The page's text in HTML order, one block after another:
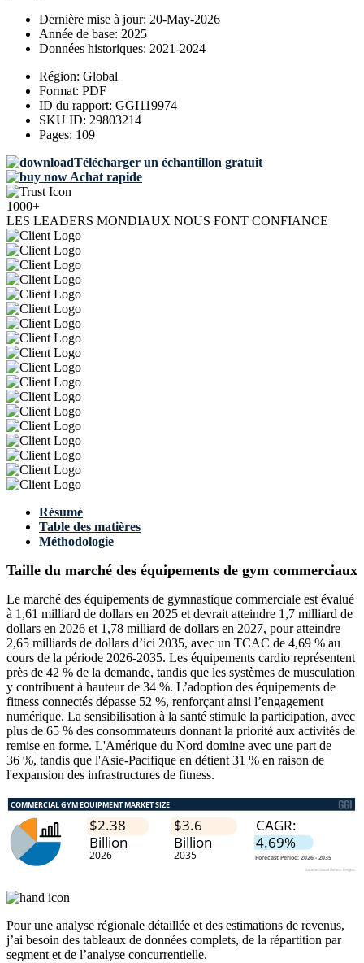
Dernière mise à jour: 20-May-2026
Année de base: 2025
Données historiques: 2021-2024
Région: Global
Format: PDF
ID du rapport: GGI119974
SKU ID: 29803214
Pages: 109
Télécharger un échantillon gratuit
Achat rapide
1000+
LES LEADERS MONDIAUX NOUS FONT CONFIANCE
Résumé
Table des matières
Méthodologie
Taille du marché des équipements de gym commerciaux
Le marché des équipements de gymnastique commerciale est évalué
à 1,61 milliard de dollars en 2025 et devrait atteindre 1,7 milliard de
dollars en 2026 et 1,78 milliard de dollars en 2027, pour atteindre
2,65 milliards de dollars d’ici 2035, avec un TCAC de 4,69 % au
cours de la période 2026-2035. Les équipements cardio représentent
près de 42 % de la demande, tandis que les systèmes de musculation
y contribuent à hauteur de 34 %. L’adoption des équipements de
fitness connectés dépasse 52 %, renforçant ainsi l’engagement
numérique. La sensibilisation à la santé stimule la participation, avec
plus de 65 % des consommateurs donnant la priorité aux activités de
remise en forme. L'Amérique du Nord domine avec une part de
36 %, tandis que l'Asie-Pacifique en détient 31 % en raison de
l'expansion des infrastructures de fitness.
Pour une analyse régionale détaillée et des estimations de revenus,
j’ai besoin des tableaux de données complets, de la répartition par
segment et de l’analyse concurrentielle.